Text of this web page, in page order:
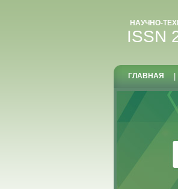
НАУЧНО-
ISSN
ГЛАВНАЯ